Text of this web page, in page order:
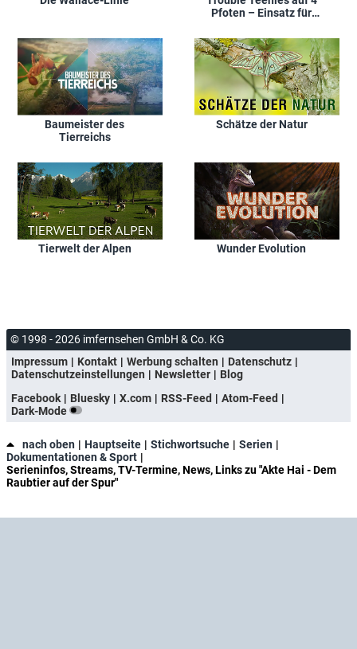
Pfoten – Einsatz für
Baumeister des
Tierreichs
Schätze der Natur
Tierwelt der Alpen Wunder Evolution
© 1998 - 2026 imfernsehen GmbH & Co. KG
Impressum
Kontakt Werbung schalten
Datenschutz
Datenschutzeinstellungen
Newsletter
Blog
Facebook
Bluesky X.com RSS-Feed
Atom-Feed
Dark-Mode
nach oben Hauptseite Stichwortsuche
Serien
Dokumentationen & Sport
Serieninfos, Streams, TV-Termine, News, Links zu "Akte Hai - Dem
Raubtier auf der Spur"